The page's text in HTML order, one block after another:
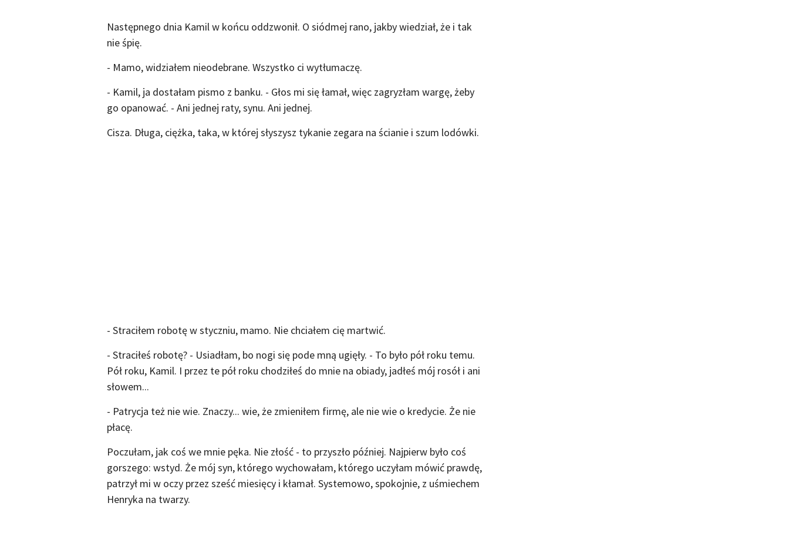
Następnego dnia Kamil w końcu oddzwonił. O siódmej rano, jakby wiedział, że i tak
nie śpię.
- Mamo, widziałem nieodebrane. Wszystko ci wytłumaczę.
- Kamil, ja dostałam pismo z banku. - Głos mi się łamał, więc zagryzłam wargę, żeby
go opanować. - Ani jednej raty, synu. Ani jednej.
Cisza. Długa, ciężka, taka, w której słyszysz tykanie zegara na ścianie i szum lodówki.
- Straciłem robotę w styczniu, mamo. Nie chciałem cię martwić.
- Straciłeś robotę? - Usiadłam, bo nogi się pode mną ugięły. - To było pół roku temu.
Pół roku, Kamil. I przez te pół roku chodziłeś do mnie na obiady, jadłeś mój rosół i ani
słowem...
- Patrycja też nie wie. Znaczy... wie, że zmieniłem firmę, ale nie wie o kredycie. Że nie
płacę.
Poczułam, jak coś we mnie pęka. Nie złość - to przyszło później. Najpierw było coś
gorszego: wstyd. Że mój syn, którego wychowałam, którego uczyłam mówić prawdę,
patrzył mi w oczy przez sześć miesięcy i kłamał. Systemowo, spokojnie, z uśmiechem
Henryka na twarzy.